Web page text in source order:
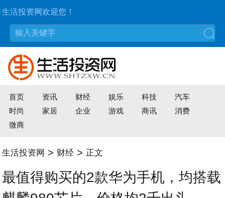
生活投资网欢迎您！
首页 资讯 财经 娱乐 科技
汽车
时尚
家居 企业 游戏 商讯
消费
微商
生活投资网 > 财经 > 正文
最值得购买的2款华为手机，均搭载